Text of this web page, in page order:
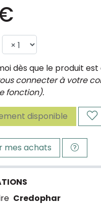
dès que le produit
connecter à votre
fonction).
disponible
mes achats
Credophar